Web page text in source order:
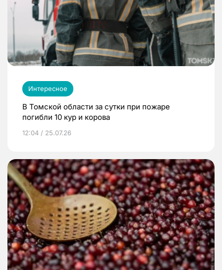
Интересное
В Томской области за сутки при пожаре
погибли 10 кур и корова
12:04 / 25.07.26